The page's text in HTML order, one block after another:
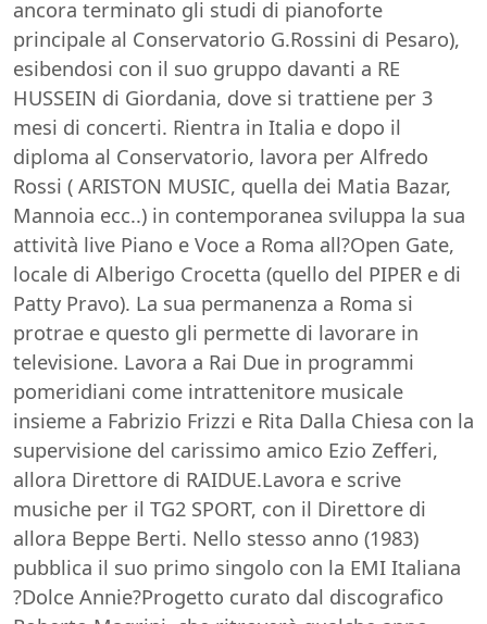
ancora terminato gli studi di pianoforte
principale al Conservatorio G.Rossini di Pesaro),
esibendosi con il suo gruppo davanti a RE
HUSSEIN di Giordania, dove si trattiene per 3
mesi di concerti. Rientra in Italia e dopo il
diploma al Conservatorio, lavora per Alfredo
Rossi ( ARISTON MUSIC, quella dei Matia Bazar,
Mannoia ecc..) in contemporanea sviluppa la sua
attività live Piano e Voce a Roma all?Open Gate,
locale di Alberigo Crocetta (quello del PIPER e di
Patty Pravo). La sua permanenza a Roma si
protrae e questo gli permette di lavorare in
televisione. Lavora a Rai Due in programmi
pomeridiani come intrattenitore musicale
insieme a Fabrizio Frizzi e Rita Dalla Chiesa con la
supervisione del carissimo amico Ezio Zefferi,
allora Direttore di RAIDUE.Lavora e scrive
musiche per il TG2 SPORT, con il Direttore di
allora Beppe Berti. Nello stesso anno (1983)
pubblica il suo primo singolo con la EMI Italiana
?Dolce Annie?Progetto curato dal discografico